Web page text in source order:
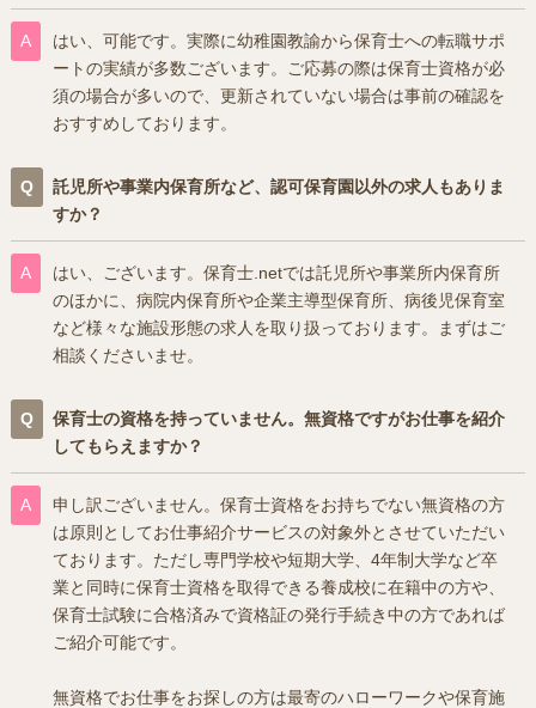
はい、可能です。実際に幼稚園教諭から保育士への転職サポ
ートの実績が多数ございます。ご応募の際は保育士資格が必
須の場合が多いので、更新されていない場合は事前の確認を
おすすめしております。
託児所や事業内保育所など、認可保育園以外の求人もありま
すか？
はい、ございます。保育士.netでは託児所や事業所内保育所
のほかに、病院内保育所や企業主導型保育所、病後児保育室
など様々な施設形態の求人を取り扱っております。まずはご
相談くださいませ。
保育士の資格を持っていません。無資格ですがお仕事を紹介
してもらえますか？
申し訳ございません。保育士資格をお持ちでない無資格の方
は原則としてお仕事紹介サービスの対象外とさせていただい
ております。ただし専門学校や短期大学、4年制大学など卒
業と同時に保育士資格を取得できる養成校に在籍中の方や、
保育士試験に合格済みで資格証の発行手続き中の方であれば
ご紹介可能です。
無資格でお仕事をお探しの方は最寄のハローワークや保育施